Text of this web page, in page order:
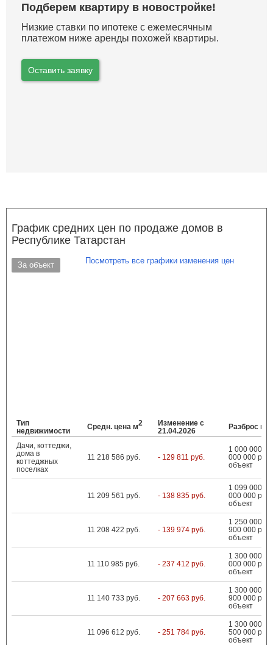
Подберем квартиру в новостройке!
Низкие ставки по ипотеке с ежемесячным
платежом ниже аренды похожей квартиры.
Оставить заявку
График средних цен по продаже домов в
Республике Татарстан
За объект Посмотреть все графики изменения цен
Тип
недвижимости
Средн. цена м2
Изменение с
21.04.2026
Разброс цен
Дачи, коттеджи,
дома в
коттеджных
поселках
11 218 586 руб. - 129 811 руб.
1 000 000 ...
000 000 руб.
объект
11 209 561 руб. - 138 835 руб.
1 099 000 ...
000 000 руб.
объект
11 208 422 руб. - 139 974 руб.
1 250 000 ...
900 000 руб.
объект
11 110 985 руб. - 237 412 руб.
1 300 000 ...
000 000 руб.
объект
11 140 733 руб. - 207 663 руб.
1 300 000 ...
900 000 руб.
объект
11 096 612 руб. - 251 784 руб.
1 300 000 ...
500 000 руб.
объект